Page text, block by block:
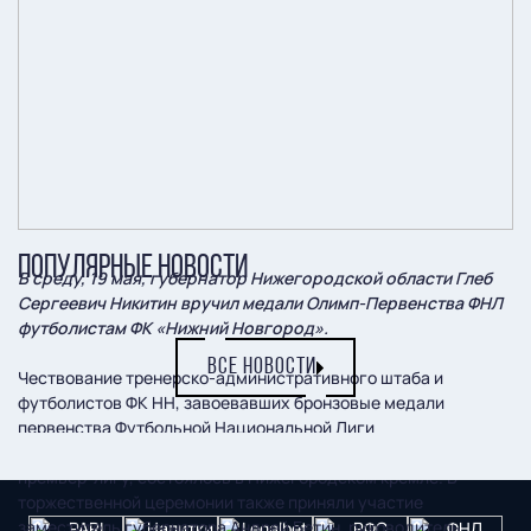
В среду, 19 мая, губернатор Нижегородской области Глеб
Сергеевич Никитин вручил медали Олимп-Первенства ФНЛ
футболистам ФК «Нижний Новгород».
Чествование тренерско-административного штаба и
футболистов ФК НН, завоевавших бронзовые медали
первенства Футбольной Национальной Лиги
премьер-лигу, состоялось в Нижегородском кремле. В
торжественной церемонии также приняли участие
ПОПУЛЯРНЫЕ НОВОСТИ
ВСЕ НОВОСТИ